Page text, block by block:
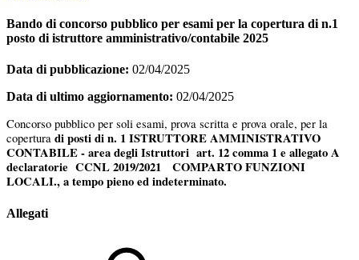
Bando di concorso pubblico per esami per la copertura di n.1
posto di istruttore amministrativo/contabile 2025
Data di pubblicazione: 02/04/2025
Data di ultimo aggiornamento: 02/04/2025
Concorso pubblico per soli esami, prova scritta e prova orale, per la
copertura di posti di n. 1 ISTRUTTORE AMMINISTRATIVO
CONTABILE - area degli Istruttori art. 12 comma 1 e allegato A
declaratorie CCNL 2019/2021 COMPARTO FUNZIONI
LOCALI., a tempo pieno ed indeterminato.
Allegati